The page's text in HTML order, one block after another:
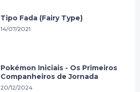
Tipo Fada (Fairy Type)
14/07/2021
Pokémon Iniciais - Os Primeiros
Companheiros de Jornada
20/12/2024